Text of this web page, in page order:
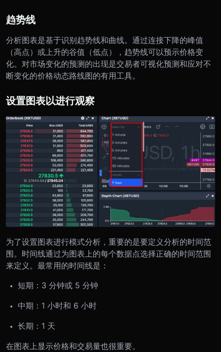
趋势线
分析图表是基于识别趋势线和曲线。 通过连接下降的峰值
（高点）或上升的谷值（低点），趋势线可以预示价格变
化。对市场变化的预测的出现是交易者可视化预测和应对不
断变化的价格动态路线图的有用工具。
设置图表以进行观察
为了设置图表进行模式分析，重要的是要定义分析的时间范
围。时间线通过为图表上的每个数据点选择正确的时间范围
来定义。 最常用的时间线是：
短期：3 分钟或 5 分钟
中期：1 小时和 6 小时
长期：1 天
在图表上显示价格和交易量也很重要。